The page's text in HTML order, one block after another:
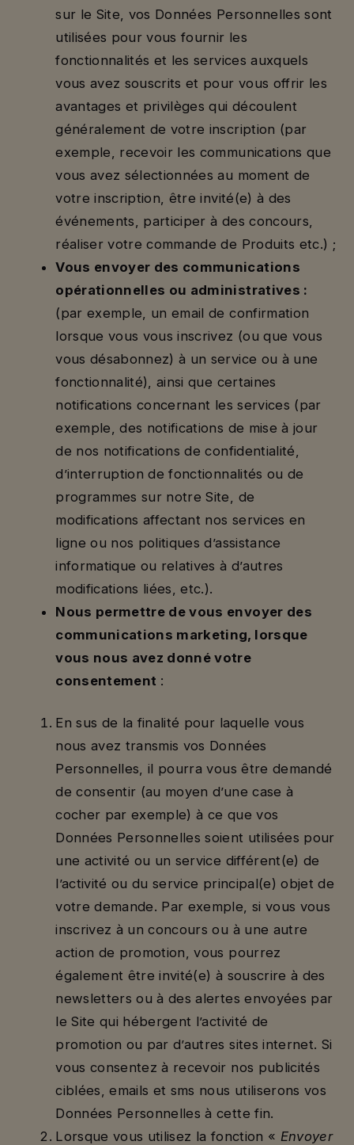
sur le Site, vos Données Personnelles sont
utilisées pour vous fournir les
fonctionnalités et les services auxquels
vous avez souscrits et pour vous offrir les
avantages et privilèges qui découlent
généralement de votre inscription (par
exemple, recevoir les communications que
vous avez sélectionnées au moment de
votre inscription, être invité(e) à des
événements, participer à des concours,
réaliser votre commande de Produits etc.) ;
Vous envoyer des communications
opérationnelles ou administratives :
(par exemple, un email de confirmation
lorsque vous vous inscrivez (ou que vous
vous désabonnez) à un service ou à une
fonctionnalité), ainsi que certaines
notifications concernant les services (par
exemple, des notifications de mise à jour
de nos notifications de confidentialité,
d’interruption de fonctionnalités ou de
programmes sur notre Site, de
modifications affectant nos services en
ligne ou nos politiques d’assistance
informatique ou relatives à d’autres
modifications liées, etc.).
Nous permettre de vous envoyer des
communications marketing, lorsque
vous nous avez donné votre
consentement :
En sus de la finalité pour laquelle vous
nous avez transmis vos Données
Personnelles, il pourra vous être demandé
de consentir (au moyen d’une case à
cocher par exemple) à ce que vos
Données Personnelles soient utilisées pour
une activité ou un service différent(e) de
l’activité ou du service principal(e) objet de
votre demande. Par exemple, si vous vous
inscrivez à un concours ou à une autre
action de promotion, vous pourrez
également être invité(e) à souscrire à des
newsletters ou à des alertes envoyées par
le Site qui hébergent l’activité de
promotion ou par d’autres sites internet. Si
vous consentez à recevoir nos publicités
ciblées, emails et sms nous utiliserons vos
Données Personnelles à cette fin.
Lorsque vous utilisez la fonction « Envoyer